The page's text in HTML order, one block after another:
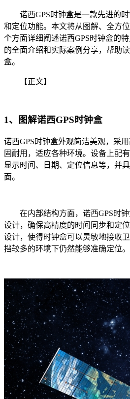
诺西GPS时钟盒是一款先进的时
和定位功能。本文将从图解、全方
个方面详细阐述诺西GPS时钟盒的
的全面介绍和实际案例分享，帮助
盒。
【正文】
1、图解诺西GPS时钟盒
诺西GPS时钟盒外观简洁美观，采
固耐用，适应各种环境。设备上配
显示时间、日期、定位信息等，并
面。
在内部结构方面，诺西GPS时钟
设计，确保高精度的时间同步和定
设计，使得时钟盒可以灵敏地接收
挡较多的环境下仍然能够准确定位。